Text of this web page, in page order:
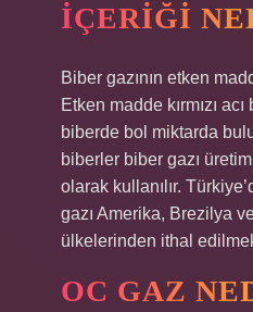
IÇERIĞI
Biber gazının etken
Etken madde kırmızı acı
biberde bol miktarda
biberler biber gazı
olarak kullanılır.
gazı Amerika, Brezilya
ülkelerinden ithal
OC GAZ